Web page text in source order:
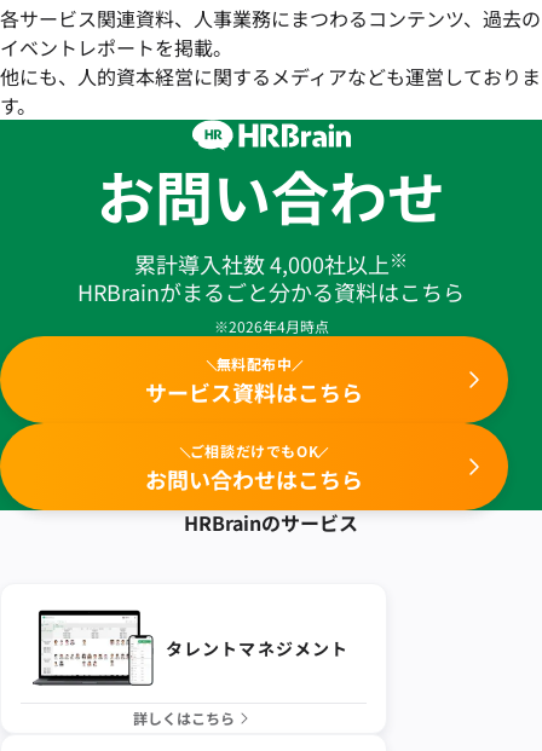
各サービス関連資料、人事業務にまつわるコンテンツ、過去の
イベントレポートを掲載。
他にも、人的資本経営に関するメディアなども運営しておりま
す。
お問い合わせ
累計導入社数 4,000社以上※
HRBrainがまるごと分かる資料はこちら
※2026年4月時点
無料配布中
サービス資料はこちら
ご相談だけでもOK
お問い合わせはこちら
HRBrainのサービス
タレントマネジメント
詳しくはこちら